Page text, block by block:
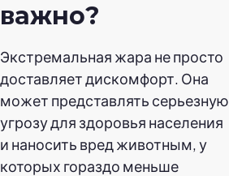
важно?
Экстремальная жара не просто
доставляет дискомфорт. Она
может представлять серьезную
угрозу для здоровья населения
и наносить вред животным, у
которых гораздо меньше